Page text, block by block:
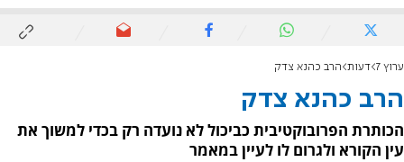
ערוץ 7 דעות הרב כהנא צדק
הרב כהנא צדק
הכותרת הפרובוקטיבית כביכול לא נועדה רק בכדי למשוך את
עין הקורא ולגרום לו לעיין במאמר